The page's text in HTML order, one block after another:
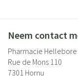
Neem contact
Pharmacie Hellebore
Rue de Mons 110
7301 Hornu